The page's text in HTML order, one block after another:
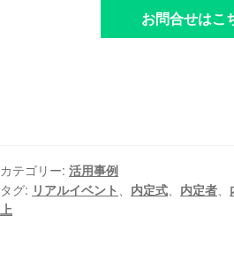
お問合せはこ
カテゴリー: 活用事例
タグ: リアルイベント 内定式 内定者
上